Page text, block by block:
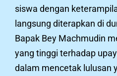
siswa dengan
langsung diterapkan di
Bapak Bey Machmudin
yang tinggi terhadap
dalam mencetak lulusan